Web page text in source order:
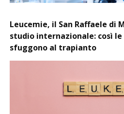
Leucemie, il San Raffaele di
studio internazionale: così
sfuggono al trapianto